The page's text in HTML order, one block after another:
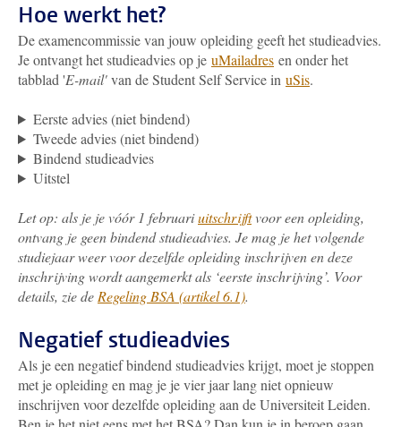
Hoe werkt het?
De examencommissie van jouw opleiding geeft het studieadvies.
Je ontvangt het studieadvies op je uMailadres en onder het
tabblad 'E-mail'van de Student Self Service in uSis.
Eerste advies (niet bindend)
Tweede advies (niet bindend)
Bindend studieadvies
Uitstel
Let op: als je je vóór 1 februariuitschrijftvoor een opleiding,
ontvang je geen bindend studieadvies. Je mag je het volgende
studiejaar weer voor dezelfde opleiding inschrijven en deze
inschrijving wordt aangemerkt als ‘eerste inschrijving’. Voor
details, zie de Regeling BSA (artikel 6.1).
Negatief studieadvies
Als jeeen negatief bindend studieadvies krijgt, moet je stoppen
met je opleiding en mag je je vier jaar lang niet opnieuw
inschrijven voor dezelfde opleiding aan de Universiteit Leiden.